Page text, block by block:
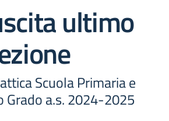
ultimo
Scuola Primaria e
Grado a.s. 2024-2025